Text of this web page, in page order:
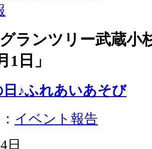
ランツリー武蔵
1日 」
♪ふれあいあそび
イベント報告
日